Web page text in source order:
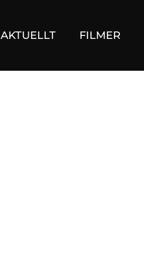
AKTUELLT FILMER